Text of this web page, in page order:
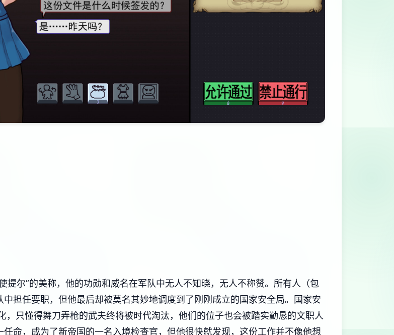
提尔”的美称，他的功勋和威名在军队中无人不知晓，无人不称赞。所有人（包
担任要职，但他最后却被莫名其妙地调度到了刚刚成立的国家安全局。国家安
，只懂得舞刀弄枪的武夫终将被时代淘汰，他们的位子也会被踏实勤恳的文职人
命，成为了新帝国的一名入境检查官，但他很快就发现，这份工作并不像他想